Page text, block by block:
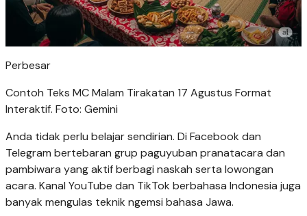
Perbesar
Contoh Teks MC Malam Tirakatan 17 Agustus Format
Interaktif. Foto: Gemini
Anda tidak perlu belajar sendirian. Di Facebook dan
Telegram bertebaran grup paguyuban pranatacara dan
pambiwara yang aktif berbagi naskah serta lowongan
acara. Kanal YouTube dan TikTok berbahasa Indonesia juga
banyak mengulas teknik ngemsi bahasa Jawa.